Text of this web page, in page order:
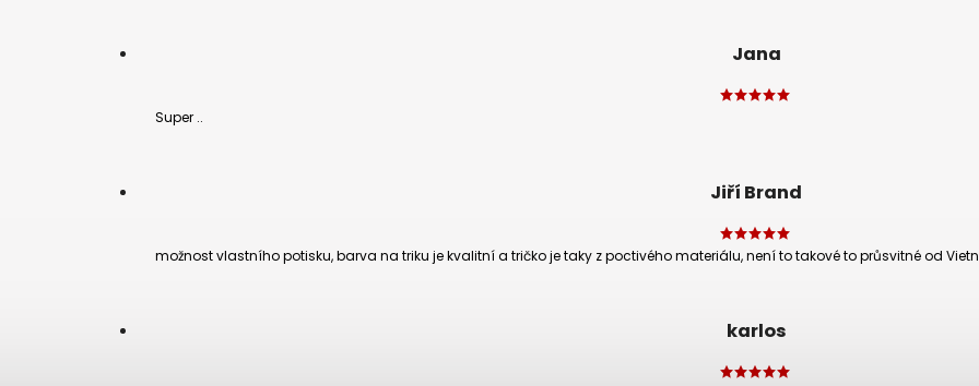
Jana
Super ..
Jiří Brand
možnost vlastního potisku, barva na triku je kvalitní a tričko je taky z poctivého materiálu, není to takové to průsvitné od
karlos